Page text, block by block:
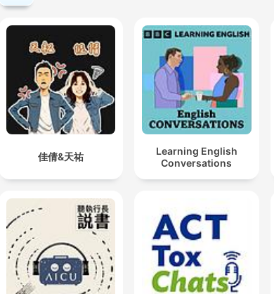
佳倩&天祐
Learning English
Conversations